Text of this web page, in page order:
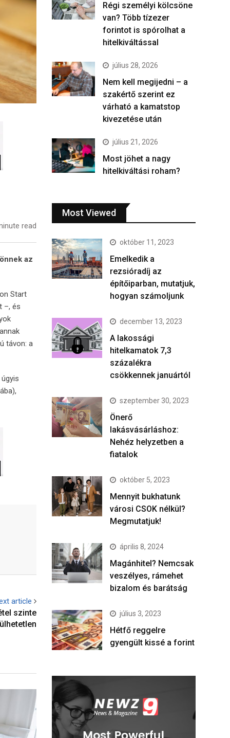
read
az
Start
–, és
távon: a
article
szinte
Régi személyi kölcsöne
van? Több tízezer
forintot is spórolhat a
hitelkiváltással
július 28, 2026
Nem kell megijedni – a
szakértő szerint ez
várható a kamatstop
kivezetése után
július 21, 2026
Most jöhet a nagy
hitelkiváltási roham?
Most Viewed
október 11, 2023
Emelkedik a
rezsióradíj az
építőiparban, mutatjuk,
hogyan számoljunk
december 13, 2023
A lakossági
hitelkamatok 7,3
százalékra
csökkennek januártól
szeptember 30, 2023
Önerő
lakásvásárláshoz:
Nehéz helyzetben a
fiatalok
október 5, 2023
Mennyit bukhatunk
városi CSOK nélkül?
Megmutatjuk!
április 8, 2024
Magánhitel? Nemcsak
veszélyes, rámehet
bizalom és barátság
július 3, 2023
Hétfő reggelre
gyengült kissé a forint